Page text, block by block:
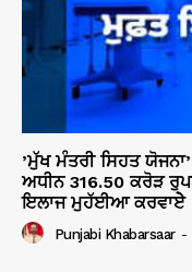
’ਮੁੱਖ ਮੰਤਰੀ ਸਿਹਤ
ਅਧੀਨ 316.50 ਕਰੋੜ
ਇਲਾਜ ਮੁਹੱਈਆ ਕਰਵਾਏੇ
Punjabi Khabarsaar -